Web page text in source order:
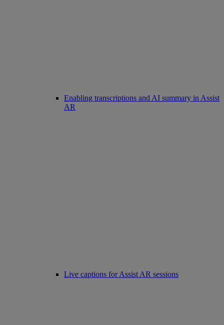
Enabling transcriptions and AI summary in Assist
AR
Live captions for Assist AR sessions